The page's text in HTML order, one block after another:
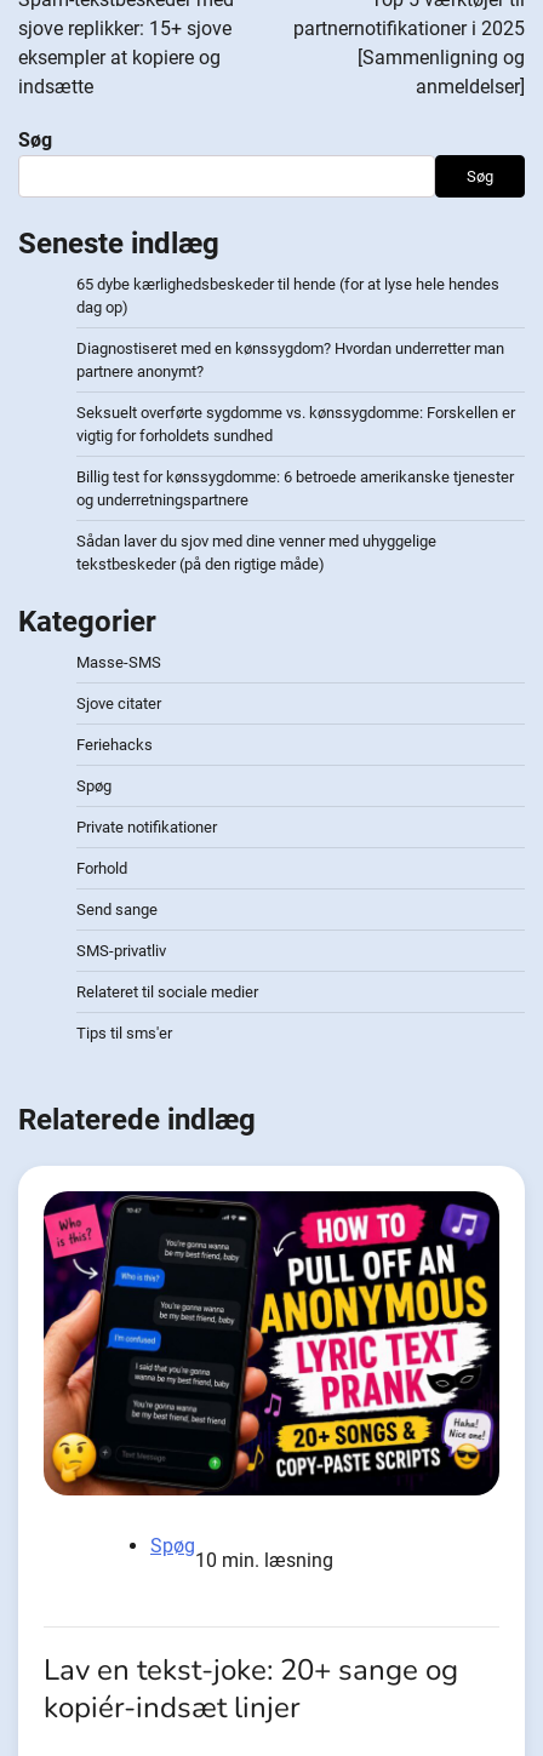
sjove replikker: 15+ sjove
eksempler at kopiere og
indsætte
partnernotifikationer i 2025
[Sammenligning og
anmeldelser]
Søg
Søg
Seneste indlæg
65 dybe kærlighedsbeskeder til hende (for at lyse hele hendes
dag op)
Diagnostiseret med en kønssygdom? Hvordan underretter man
partnere anonymt?
Seksuelt overførte sygdomme vs. kønssygdomme: Forskellen er
vigtig for forholdets sundhed
Billig test for kønssygdomme: 6 betroede amerikanske tjenester
og underretningspartnere
Sådan laver du sjov med dine venner med uhyggelige
tekstbeskeder (på den rigtige måde)
Kategorier
Masse-SMS
Sjove citater
Feriehacks
Spøg
Private notifikationer
Forhold
Send sange
SMS-privatliv
Relateret til sociale medier
Tips til sms'er
Relaterede indlæg
Spøg
10 min. læsning
Lav en tekst-joke: 20+ sange og
kopiér-indsæt linjer